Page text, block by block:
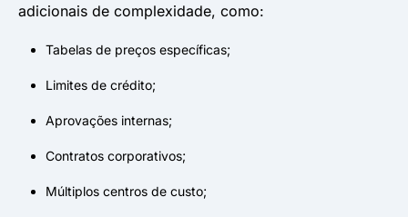
adicionais de complexidade, como:
Tabelas de preços específicas;
Limites de crédito;
Aprovações internas;
Contratos corporativos;
Múltiplos centros de custo;